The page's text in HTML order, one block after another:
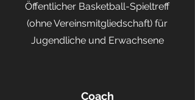
Öffentlicher Basketball-Spieltreff
(ohne Vereinsmitgliedschaft) für
Jugendliche und Erwachsene
Coach